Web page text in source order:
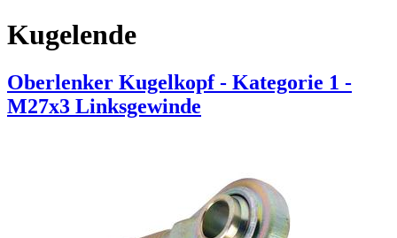
Kugelende
Oberlenker Kugelkopf - Kategorie 1 -
M27x3 Linksgewinde